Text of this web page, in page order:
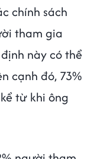
chính sách
tham gia
này có thể
cạnh đó, 73%
từ khi ông